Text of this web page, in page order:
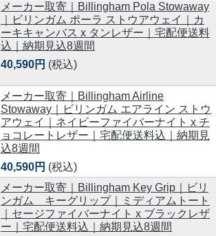
メーカー取寄｜Billingham Pola Stowaway
｜ビリンガム ポーラ ストウアウェイ｜カ
ーキキャンバス x タンレザー｜宅配便送料
込｜納期見込8週間
40,590円 (税込)
メーカー取寄｜Billingham Airline
Stowaway｜ビリンガム エアライン ストウ
アウェイ｜ネイビーファイバーナイト x チ
ョコレートレザー｜宅配便送料込｜納期見
込8週間
40,590円 (税込)
メーカー取寄｜Billingham Key Grip｜ビリ
ンガム キーグリップ｜ミディアムトート
｜セージファイバーナイト x ブラックレザ
ー｜宅配便送料込｜納期見込8週間